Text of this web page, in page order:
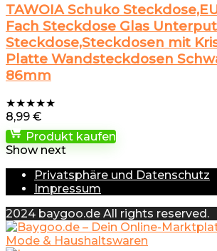
TAWOIA Schuko
Fach Steckdose Glas
Steckdose,Steckdosen mit
Platte Wandsteckdosen
86mm
★★★★★
8,99 €
Produkt kaufen
Show next
Privatsphäre und Datenschutz
Impressum
2024 baygoo.de All rights reserved.